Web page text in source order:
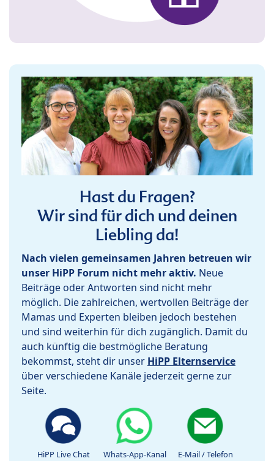
Hast du Fragen?
Wir sind für dich und deinen
Liebling da!
Nach vielen gemeinsamen Jahren betreuen wir
unser HiPP Forum nicht mehr aktiv. Neue
Beiträge oder Antworten sind nicht mehr
möglich. Die zahlreichen, wertvollen Beiträge der
Mamas und Experten bleiben jedoch bestehen
und sind weiterhin für dich zugänglich. Damit du
auch künftig die bestmögliche Beratung
bekommst, steht dir unser HiPP Elternservice
über verschiedene Kanäle jederzeit gerne zur
Seite.
HiPP Live Chat Whats-App-Kanal E-Mail / Telefon